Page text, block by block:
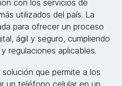
con los servicios de
utilizados del país. La
para ofrecer un proceso
ágil y seguro, cumpliendo
regulaciones aplicables.
solución que permite a los
un teléfono celular en un